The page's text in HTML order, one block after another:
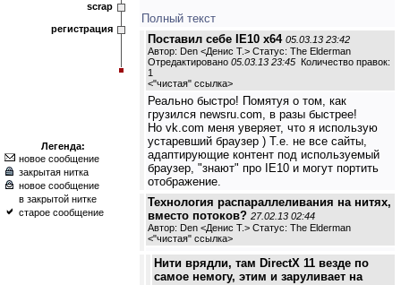
scrap
регистрация
Легенда:
новое сообщение
закрытая нитка
новое сообщение
в закрытой нитке
старое сообщение
Полный текст
Поставил себе IE10 x64 05.03.13 23:42
Автор: Den <Денис Т.> Статус: The Elderman
Отредактировано 05.03.13 23:45 Количество правок:
1
<"чистая" ссылка>
Реально быстро! Помятуя о том, как
грузился newsru.com, в разы быстрее!
Но vk.com меня уверяет, что я использую
устаревший браузер ) Т.е. не все сайты,
адаптирующие контент под используемый
браузер, "знают" про IE10 и могут портить
отображение.
Технология распараллеливания на нитях,
вместо потоков? 27.02.13 02:44
Автор: Den <Денис Т.> Статус: The Elderman
<"чистая" ссылка>
Нити врядли, там DirectX 11 везде по
самое немогу, этим и заруливает на